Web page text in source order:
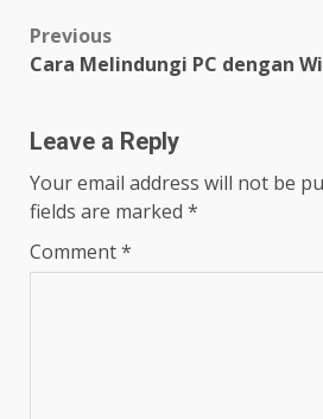
Post
navigation
Previous
Cara Melindungi PC dengan
Leave a Reply
Your email address will not be
fields are marked *
Comment*